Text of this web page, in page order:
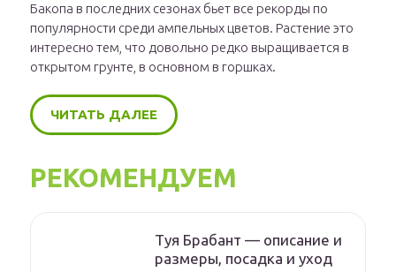
Бакопа в последних сезонах бьет все рекорды по
популярности среди ампельных цветов. Растение это
интересно тем, что довольно редко выращивается в
открытом грунте, в основном в горшках.
ЧИТАТЬ ДАЛЕЕ
РЕКОМЕНДУЕМ
Туя Брабант — описание и
размеры, посадка и уход